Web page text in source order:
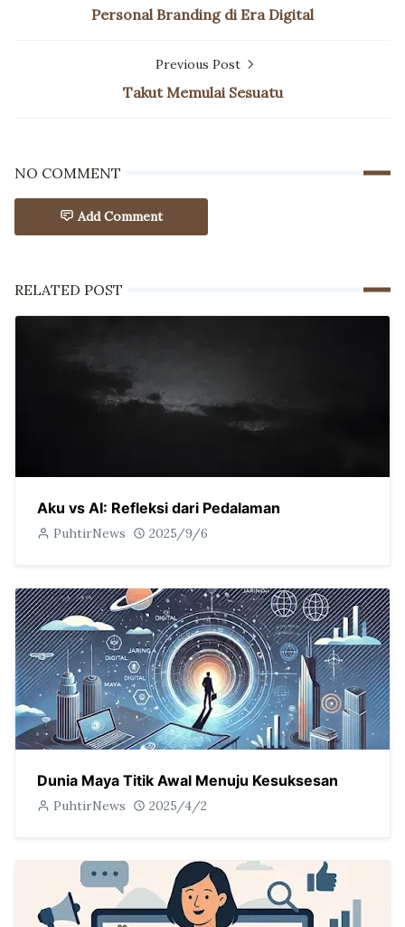
Personal Branding di Era Digital
Previous Post
Takut Memulai Sesuatu
NO COMMENT
Add Comment
RELATED POST
Aku vs AI: Refleksi dari Pedalaman
PuhtirNews 2025/9/6
Dunia Maya Titik Awal Menuju Kesuksesan
PuhtirNews 2025/4/2